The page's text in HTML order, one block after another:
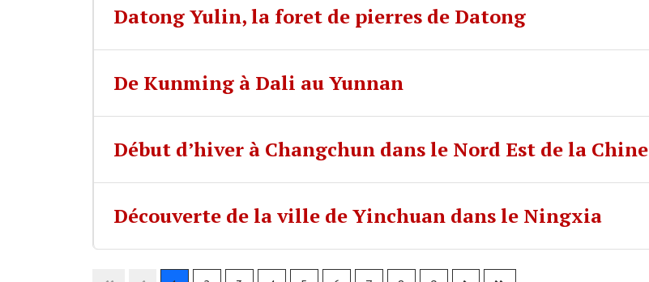
Datong Yulin, la foret de pierres de Datong
De Kunming à Dali au Yunnan
Début d’hiver à Changchun dans le Nord Est de la Chine
Découverte de la ville de Yinchuan dans le Ningxia